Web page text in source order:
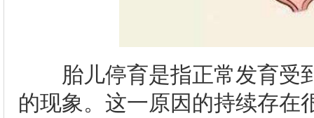
胎儿停育是指正常发育受
的现象。这一原因的持续存在